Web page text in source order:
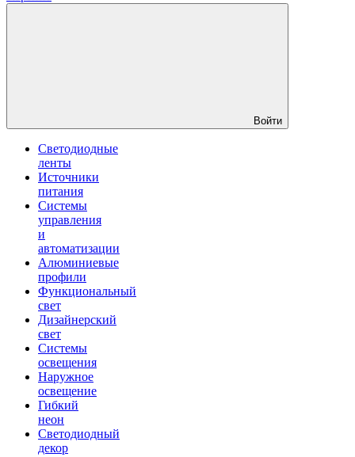
Войти
Светодиодные
ленты
Источники
питания
Системы
управления
и
автоматизации
Алюминиевые
профили
Функциональный
свет
Дизайнерский
свет
Системы
освещения
Наружное
освещение
Гибкий
неон
Светодиодный
декор